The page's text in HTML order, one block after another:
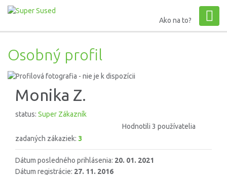
Ako na to?
Osobný profil
Monika Z.
status: Super Zákazník
Hodnotili 3 používatelia
zadaných zákaziek: 3
Dátum posledného prihlásenia: 20. 01. 2021
Dátum registrácie: 27. 11. 2016